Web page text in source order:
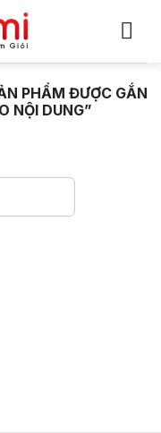
PHẨM ĐƯỢC GẮN
NỘI DUNG”